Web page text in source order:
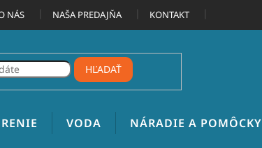
NÁS NAŠA PREDAJŇA KONTAKT
HĽADAŤ
VODA NÁRADIE A POMÔCKY